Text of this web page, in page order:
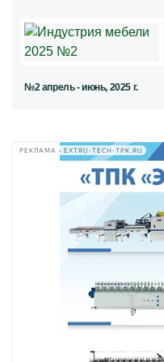
№2 апрель - июнь, 2025 г.
РЕКЛАМА • EXTRU-TECH-TPK.RU